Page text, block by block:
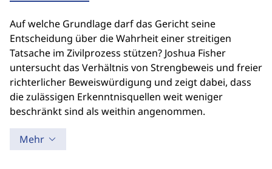
Auf welche Grundlage darf das Gericht seine
Entscheidung über die Wahrheit einer streitigen
Tatsache im Zivilprozess stützen? Joshua Fisher
untersucht das Verhältnis von Strengbeweis und freier
richterlicher Beweiswürdigung und zeigt dabei, dass
die zulässigen Erkenntnisquellen weit weniger
beschränkt sind als weithin angenommen.
Mehr